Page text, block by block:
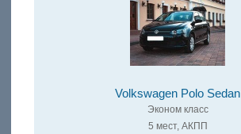
Volkswagen Polo Sedan
Эконом класс
5 мест, АКПП